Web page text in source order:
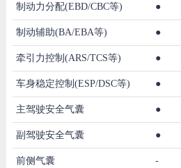
制动力分配(EBD/CBC等) ●
制动辅助(BA/EBA等) ●
牵引力控制(ARS/TCS等) ●
车身稳定控制(ESP/DSC等) ●
主驾驶安全气囊 ●
副驾驶安全气囊 ●
前侧气囊 -